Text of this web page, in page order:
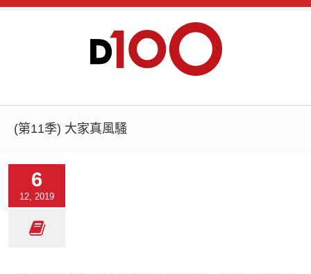
(第11季) 大家真風騷
6
12, 2019